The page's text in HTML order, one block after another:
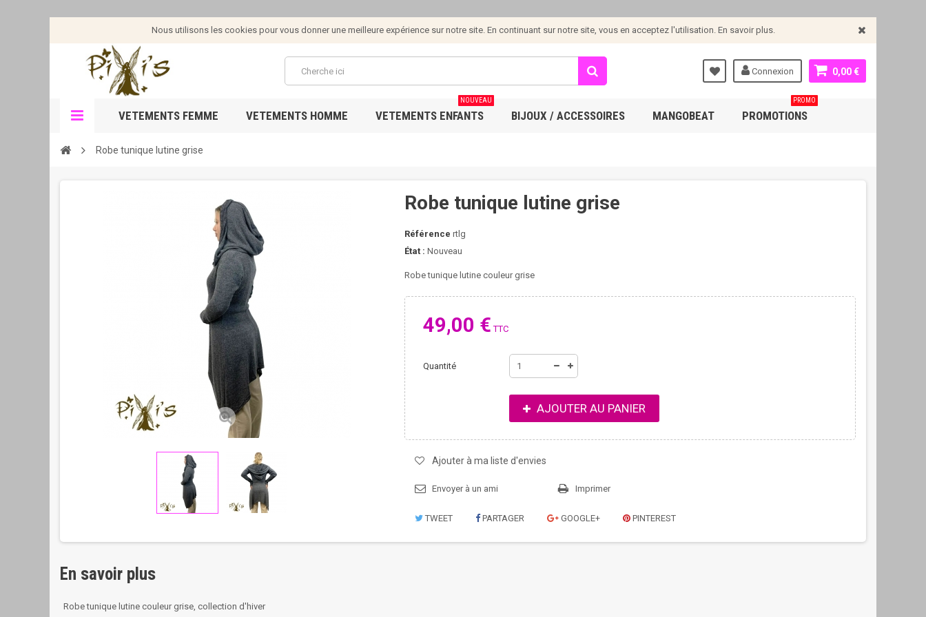
Nous utilisons les cookies pour vous donner une meilleure expérience sur notre site. En continuant sur notre site, vous en acceptez l'utilisation. En savoir plus.
0,00 €
Connexion
VETEMENTS FEMME VETEMENTS HOMME VETEMENTS ENFANTS
NOUVEAU
BIJOUX / ACCESSOIRES MANGOBEAT PROMOTIONS
PROMO
Robe tunique lutine grise
Robe tunique lutine grise
Référence rtlg
État : Nouveau
Robe tunique lutine couleur grise
49,00 € TTC
Quantité
AJOUTER AU PANIER
Ajouter à ma liste d'envies
Envoyer à un ami Imprimer
TWEET PARTAGER GOOGLE+ PINTEREST
En savoir plus
Robe tunique lutine couleur grise, collection d'hiver